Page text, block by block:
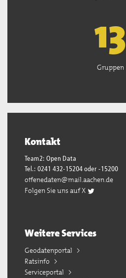
13
Gruppen
Kontakt
Team2: Open Data
Tel.: 0241 432-15204 oder -15200
offenedaten@mail.aachen.de
Folgen Sie uns auf X
Weitere Services
Geodatenportal
Ratsinfo
Serviceportal